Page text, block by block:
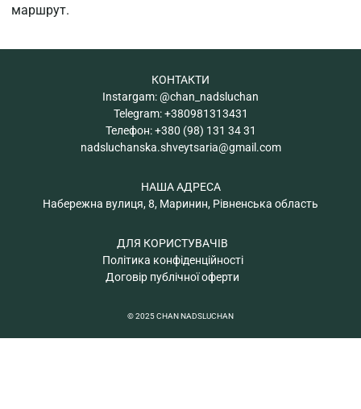
маршрут.
КОНТАКТИ
Instargam:@chan_nadsluchan
Telegram:+380981313431
Телефон:+380 (98) 131 34 31
nadsluchanska.shveytsaria@gmail.com
НАША АДРЕСА
Набережна вулиця, 8, Маринин, Рівненська область
ДЛЯ КОРИСТУВАЧІВ
Політика конфіденційності
Договір публічної оферти
© 2025 CHAN NADSLUCHAN